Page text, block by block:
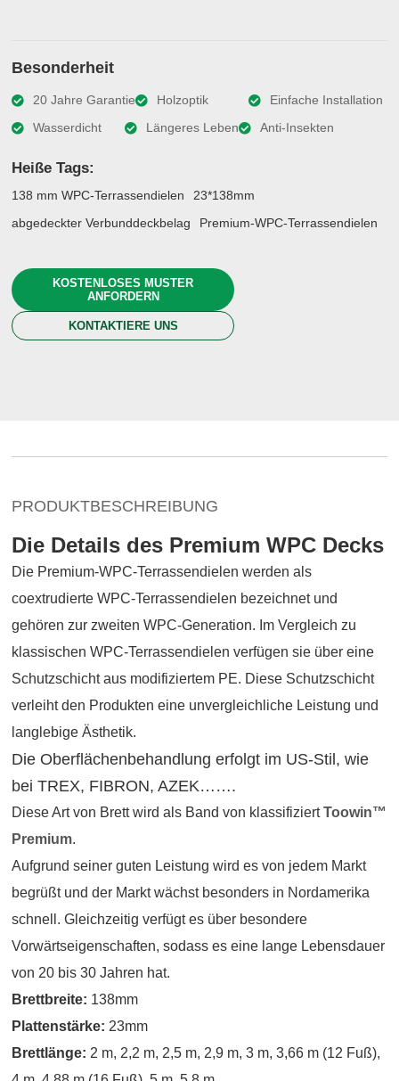
Besonderheit
20 Jahre Garantie Holzoptik
Einfache Installation
Wasserdicht
Längeres Leben Anti-Insekten
Heiße Tags:
138 mm WPC-Terrassendielen
23*138mm
abgedeckter Verbunddeckbelag
Premium-WPC-Terrassendielen
KOSTENLOSES MUSTER
ANFORDERN
KONTAKTIERE UNS
PRODUKTBESCHREIBUNG
Die Details des Premium WPC Decks
Die Premium-WPC-Terrassendielen werden als
coextrudierte WPC-Terrassendielen bezeichnet und
gehören zur zweiten WPC-Generation. Im Vergleich zu
klassischen WPC-Terrassendielen verfügen sie über eine
Schutzschicht aus modifiziertem PE. Diese Schutzschicht
verleiht den Produkten eine unvergleichliche Leistung und
langlebige Ästhetik.
Die Oberflächenbehandlung erfolgt im US-Stil, wie
bei TREX, FIBRON, AZEK…….
Diese Art von Brett wird als Band von klassifiziertToowin™
Premium.
Aufgrund seiner guten Leistung wird es von jedem Markt
begrüßt und der Markt wächst besonders in Nordamerika
schnell. Gleichzeitig verfügt es über besondere
Vorwärtseigenschaften, sodass es eine lange Lebensdauer
von 20 bis 30 Jahren hat.
Brettbreite: 138mm
Plattenstärke: 23mm
Brettlänge: 2 m, 2,2 m, 2,5 m, 2,9 m, 3 m, 3,66 m (12 Fuß),